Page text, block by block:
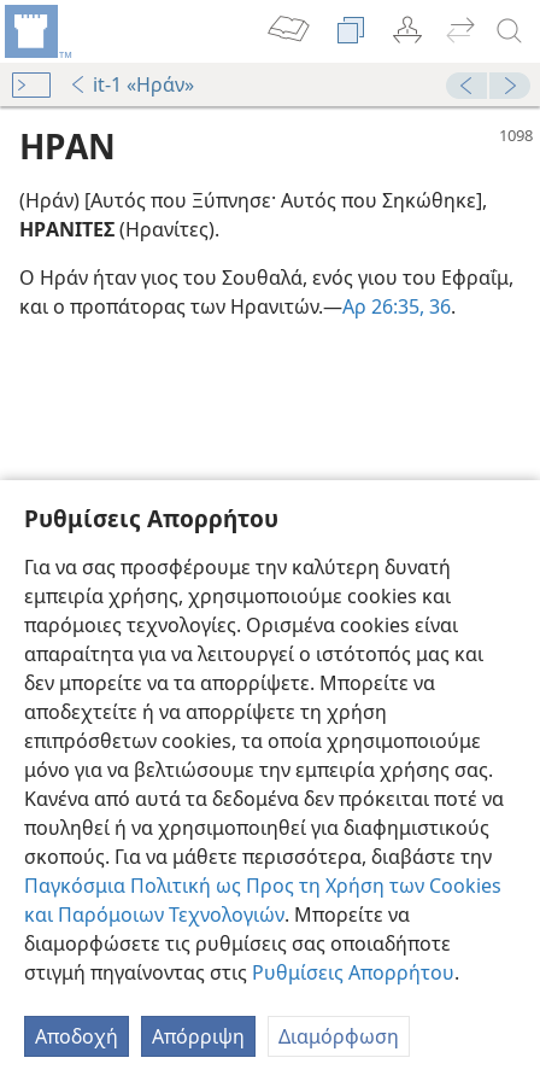
Ρυθμίσεις Απορρήτου
Για να σας προσφέρουμε την καλύτερη δυνατή
εμπειρία χρήσης, χρησιμοποιούμε cookies και
παρόμοιες τεχνολογίες. Ορισμένα cookies είναι
απαραίτητα για να λειτουργεί ο ιστότοπός μας και
δεν μπορείτε να τα απορρίψετε. Μπορείτε να
αποδεχτείτε ή να απορρίψετε τη χρήση
επιπρόσθετων cookies, τα οποία χρησιμοποιούμε
μόνο για να βελτιώσουμε την εμπειρία χρήσης σας.
Κανένα από αυτά τα δεδομένα δεν πρόκειται ποτέ να
πουληθεί ή να χρησιμοποιηθεί για διαφημιστικούς
σκοπούς. Για να μάθετε περισσότερα, διαβάστε την
Παγκόσμια Πολιτική ως Προς τη Χρήση των Cookies
και Παρόμοιων Τεχνολογιών. Μπορείτε να
διαμορφώσετε τις ρυθμίσεις σας οποιαδήποτε
στιγμή πηγαίνοντας στις Ρυθμίσεις Απορρήτου.
Αποδοχή Απόρριψη Διαμόρφωση
it-1 «Ηράν»
ΗΡΑΝ
(Ηράν) [Αυτός που Ξύπνησε· Αυτός που Σηκώθηκε],
ΗΡΑΝΙΤΕΣ(Ηρανίτες).
Ο Ηράν ήταν γιος του Σουθαλά, ενός γιου του Εφραΐμ,
και ο προπάτορας των Ηρανιτών.—Αρ 26:35, 36.
Ελληνική Κοινή Χρήση Προτιμήσεις
Copyright © 2026 Watch Tower Bible and Tract Society of Pennsylvania
Όροι Χρήσης Πολιτική Απορρήτου
Ρυθμίσεις Απορρήτου
JW.ORG
Σύνδεση